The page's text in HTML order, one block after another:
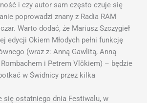
i czy autor sam często czuje się
poprowadzi znany z Radia RAM
Warto dodać, że Mariusz Szczygieł
edycji Okiem Młodych pełni funkcję
(wraz z: Anną Gawlitą, Anną
i Petrem Vlčkiem) – będzie
w Świdnicy przez kilka
się ostatniego dnia Festiwalu, w